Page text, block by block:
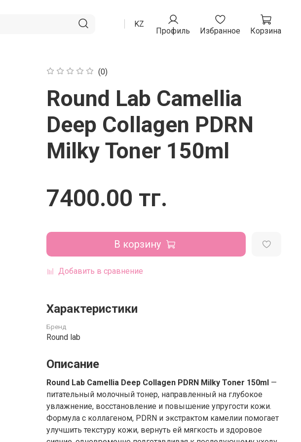
KZ
Профиль Избранное Корзина
(0)
Round Lab Camellia
Deep Collagen PDRN
Milky Toner 150ml
7400.00 тг.
В корзину
Добавить в сравнение
Характеристики
Бренд
Round lab
Описание
Round Lab Camellia Deep Collagen PDRN Milky Toner 150ml —
питательный молочный тонер, направленный на глубокое
увлажнение, восстановление и повышение упругости кожи.
Формула с коллагеном, PDRN и экстрактом камелии помогает
улучшить текстуру кожи, вернуть ей мягкость и здоровое